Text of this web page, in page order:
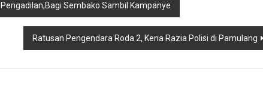
Sembako Sambil Kampanye
Ratusan Pengendara Roda 2, Kena Razia Polisi di Pamulang